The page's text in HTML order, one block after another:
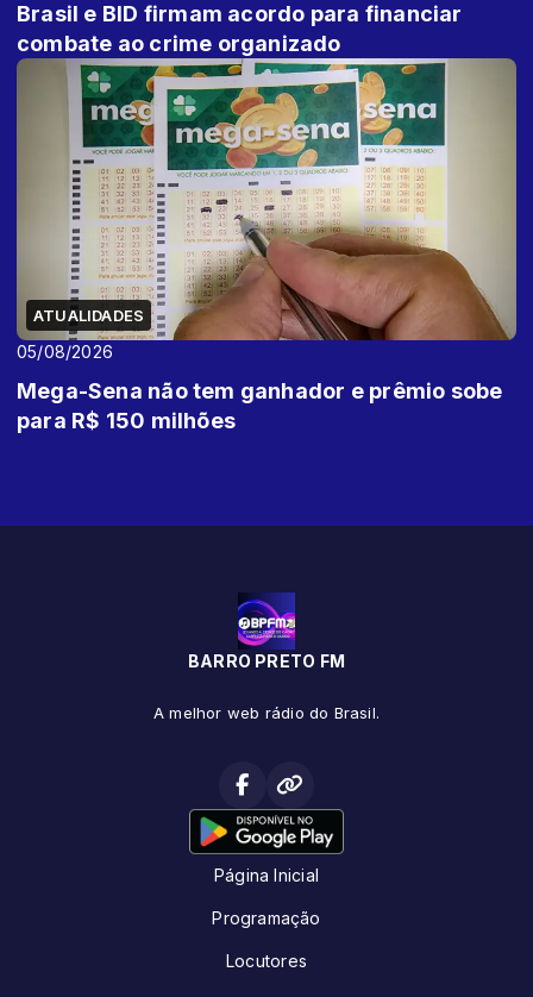
Brasil e BID firmam acordo para financiar
combate ao crime organizado
ATUALIDADES
05/08/2026
Mega-Sena não tem ganhador e prêmio sobe
para R$ 150 milhões
BARRO PRETO FM
A melhor web rádio do Brasil.
Página Inicial
Programação
Locutores